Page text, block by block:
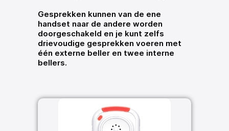
Gesprekken kunnen van de ene
handset naar de andere worden
doorgeschakeld en je kunt zelfs
drievoudige gesprekken voeren met
één externe beller en twee interne
bellers.